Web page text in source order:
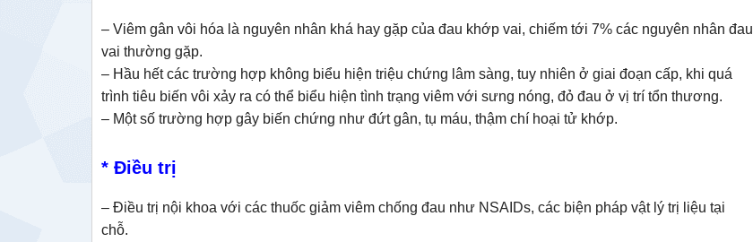
– Viêm gân vôi hóa là nguyên nhân khá hay gặp của đau khớp vai, chiếm tới 7% các nguyên nhân đau
vai thường gặp.
– Hầu hết các trường hợp không biểu hiện triệu chứng lâm sàng, tuy nhiên ở giai đoạn cấp, khi quá
trình tiêu biến vôi xảy ra có thể biểu hiện tình trạng viêm với sưng nóng, đỏ đau ở vị trí tổn thương.
– Một số trường hợp gây biến chứng như đứt gân, tụ máu, thậm chí hoại tử khớp.
* Điều trị
– Điều trị nội khoa với các thuốc giảm viêm chống đau như NSAIDs, các biện pháp vật lý trị liệu tại
chỗ.